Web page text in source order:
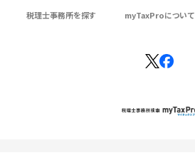
税理士事務所を探す myTaxProについて